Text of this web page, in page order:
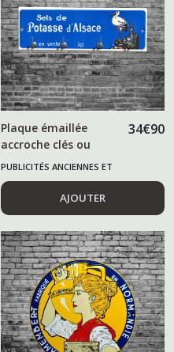
Plaque émaillée
accroche clés ou
torchon POTASSE
D'ALSACE
34€90
PUBLICITÉS ANCIENNES ET
ALIMENTAIRES
AJOUTER